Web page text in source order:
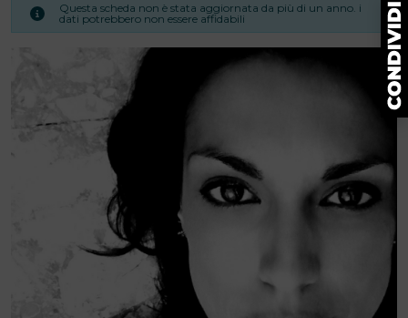
Questa scheda non è stata aggiornata da più di un anno. i
dati potrebbero non essere affidabili